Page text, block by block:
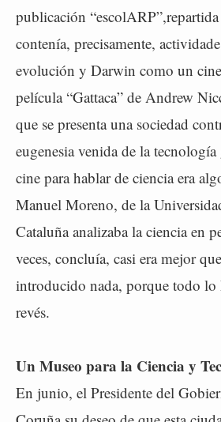
publicación “escolARP”,repartida
contenía, precisamente,
evolución y Darwin como un
película “Gattaca” de Andrew
que se presenta una sociedad
eugenesia venida de la
cine para hablar de ciencia era
Manuel Moreno, de la
Cataluña analizaba la ciencia en
veces, concluía, casi era mejor
introducido nada, porque todo lo
revés.
Un Museo para la Ciencia y
En junio, el Presidente del